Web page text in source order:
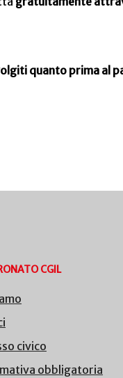
quanto prima al
CGIL
civico
obbligatoria